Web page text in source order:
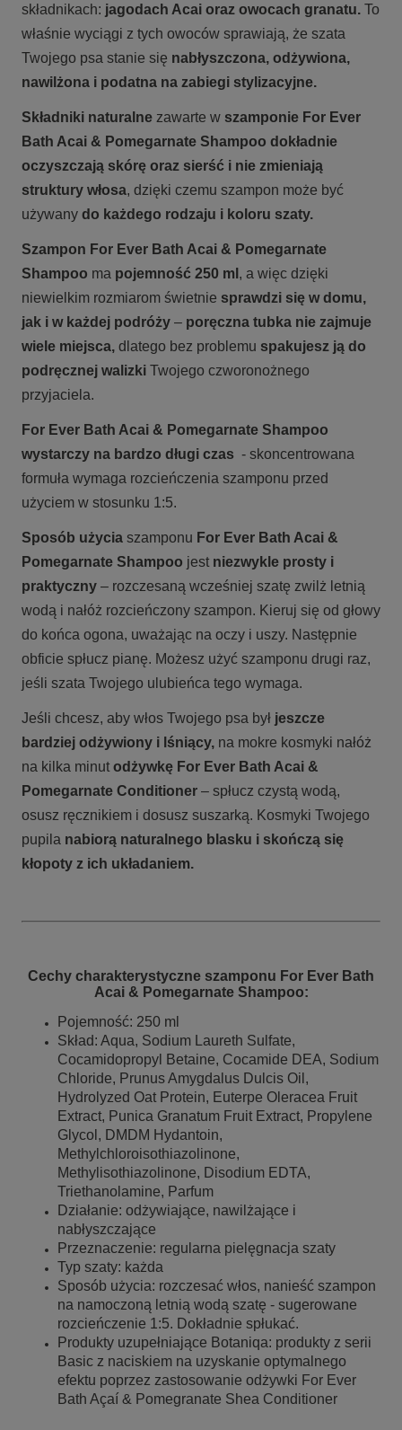
składnikach: jagodach Acai oraz owocach granatu. To
właśnie wyciągi z tych owoców sprawiają, że szata
Twojego psa stanie się nabłyszczona, odżywiona,
nawilżona i podatna na zabiegi stylizacyjne.
Składniki naturalne zawarte w szamponie For Ever
Bath Acai & Pomegarnate Shampoo dokładnie
oczyszczają skórę oraz sierść i nie zmieniają
struktury włosa, dzięki czemu szampon może być
używany do każdego rodzaju i koloru szaty.
Szampon For Ever Bath Acai & Pomegarnate
Shampoo ma pojemność 250 ml , a więc dzięki
niewielkim rozmiarom świetnie sprawdzi się w domu,
jak i w każdej podróży – poręczna tubka nie zajmuje
wiele miejsca, dlatego bez problemu spakujesz ją do
podręcznej walizki Twojego czworonożnego
przyjaciela.
For Ever Bath Acai & Pomegarnate Shampoo
wystarczy na bardzo długi czas - skoncentrowana
formuła wymaga rozcieńczenia szamponu przed
użyciem w stosunku 1:5.
Sposób użycia szamponu For Ever Bath Acai &
Pomegarnate Shampoo jest niezwykle prosty i
praktyczny – rozczesaną wcześniej szatę zwilż letnią
wodą i nałóż rozcieńczony szampon. Kieruj się od głowy
do końca ogona, uważając na oczy i uszy. Następnie
obficie spłucz pianę. Możesz użyć szamponu drugi raz,
jeśli szata Twojego ulubieńca tego wymaga.
Jeśli chcesz, aby włos Twojego psa był jeszcze
bardziej odżywiony i lśniący, na mokre kosmyki nałóż
na kilka minut odżywkę For Ever Bath Acai &
Pomegarnate Conditioner – spłucz czystą wodą,
osusz ręcznikiem i dosusz suszarką. Kosmyki Twojego
pupila nabiorą naturalnego blasku i skończą się
kłopoty z ich układaniem.
Cechy charakterystyczne szamponu For Ever Bath
Acai & Pomegarnate Shampoo:
Pojemność: 250 ml
Skład: Aqua, Sodium Laureth Sulfate,
Cocamidopropyl Betaine, Cocamide DEA, Sodium
Chloride, Prunus Amygdalus Dulcis Oil,
Hydrolyzed Oat Protein, Euterpe Oleracea Fruit
Extract, Punica Granatum Fruit Extract, Propylene
Glycol, DMDM Hydantoin,
Methylchloroisothiazolinone,
Methylisothiazolinone, Disodium EDTA,
Triethanolamine, Parfum
Działanie: odżywiające, nawilżające i
nabłyszczające
Przeznaczenie: regularna pielęgnacja szaty
Typ szaty: każda
Sposób użycia: rozczesać włos, nanieść szampon
na namoczoną letnią wodą szatę - sugerowane
rozcieńczenie 1:5. Dokładnie spłukać.
Produkty uzupełniające Botaniqa: produkty z serii
Basic z naciskiem na uzyskanie optymalnego
efektu poprzez zastosowanie odżywki For Ever
Bath Açaí & Pomegranate Shea Conditioner